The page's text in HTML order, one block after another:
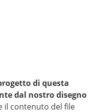
di questa
dal nostro disegno
il contenuto del file